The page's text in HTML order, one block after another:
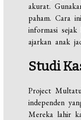
akurat.
paham. Cara
informasi
ajarkan anak
Studi
Project
independen
Mereka lahir